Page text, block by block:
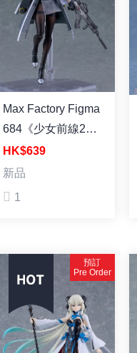
Max Factory Figma
684《少女前線2：
追放》托洛洛 塗裝
成品
HK$639
新品
1
預訂
Pre Order